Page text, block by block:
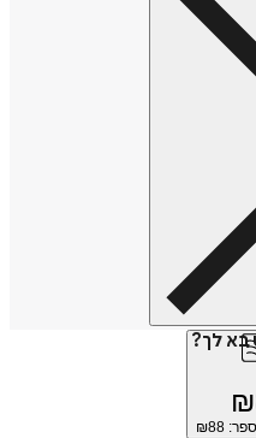
בא לך?
₪
₪
88